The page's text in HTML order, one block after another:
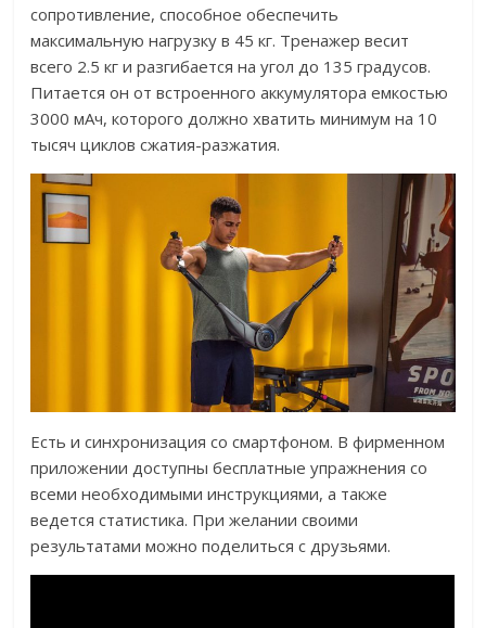
сопротивление, способное обеспечить
максимальную нагрузку в 45 кг. Тренажер весит
всего 2.5 кг и разгибается на угол до 135 градусов.
Питается он от встроенного аккумулятора емкостью
3000 мАч, которого должно хватить минимум на 10
тысяч циклов сжатия-разжатия.
Есть и синхронизация со смартфоном. В фирменном
приложении доступны бесплатные упражнения со
всеми необходимыми инструкциями, а также
ведется статистика. При желании своими
результатами можно поделиться с друзьями.